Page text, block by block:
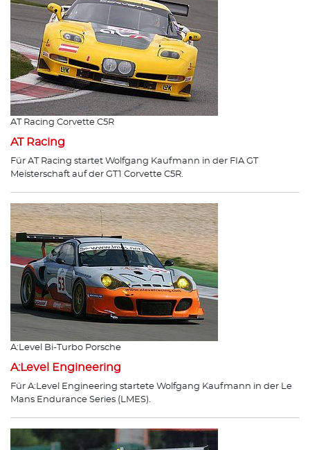
AT Racing Corvette C5R
AT Racing
Für AT Racing startet Wolfgang Kaufmann in der FIA GT
Meisterschaft auf der GT1 Corvette C5R.
A:Level Bi-Turbo Porsche
A:Level Engineering
Für A:Level Engineering startete Wolfgang Kaufmann in der Le
Mans Endurance Series (LMES).